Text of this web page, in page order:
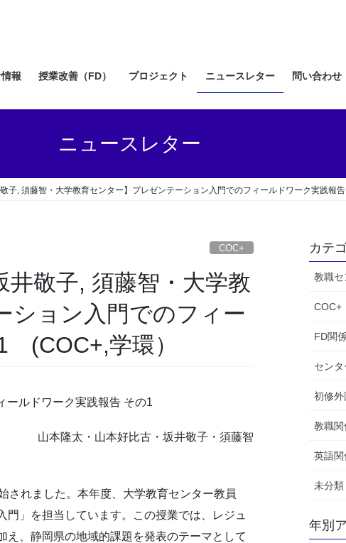
報 授業改善（FD） プロジェクト ニュースレター 問い合わせ
ニュースレター
敬子, 須藤智・大学教育センター】プレゼンテーション入門でのフィールドワーク実践報
COC+
井敬子, 須藤智・大学教
ション入門でのフィー
(COC+,学環）
ールドワーク実践報告 その1
山本隆太・山本好比古・坂井敬子・須藤智
されました。本年度、大学教育センター教員
」を担当しています。この授業では、レジュ
え、静岡県の地域的課題を発表のテーマとして
カテ
教職セ
COC+
FD関
セン
初修
教職関
英語関
未分類
年別